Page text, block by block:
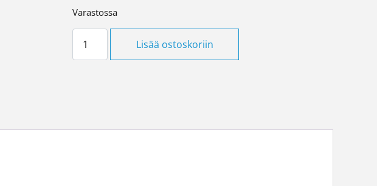
Varastossa
Lisää ostoskoriin